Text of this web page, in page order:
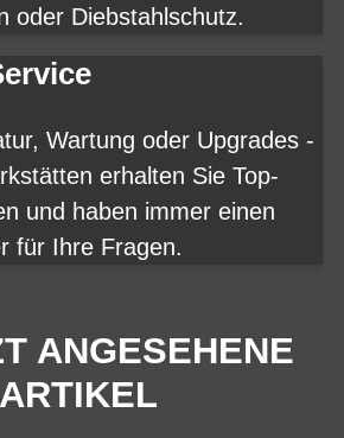
oder Diebstahlschutz.
Wartung oder Upgrades -
erhalten Sie Top-
und haben immer einen
für Ihre Fragen.
ANGESEHENE
ARTIKEL